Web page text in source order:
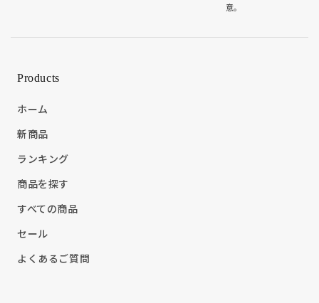
意。
Products
ホーム
新商品
ランキング
商品を探す
すべての商品
セール
よくあるご質問